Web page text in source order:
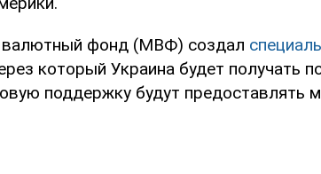
фонд (МВФ) создал
который Украина будет получать
поддержку будут предоставлять